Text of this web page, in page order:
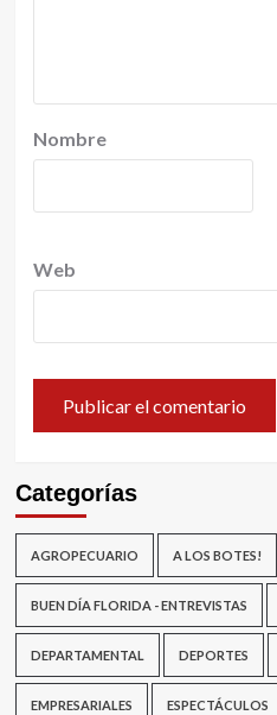
Nombre
Web
Categorías
AGROPECUARIO A LOS BOTES!
BUEN DÍA FLORIDA - ENTREVISTAS
DEPARTAMENTAL DEPORTES
EMPRESARIALES ESPECTÁCULOS